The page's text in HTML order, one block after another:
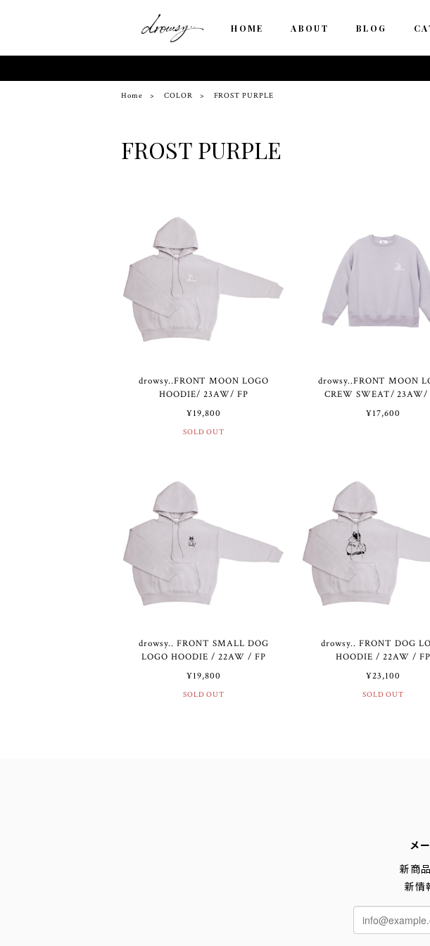
HOME ABOUT BLOG
Home COLOR FROST PURPLE
FROST PURPLE
drowsy..FRONT MOON LOGO
HOODIE/ 23AW/ FP
¥19,800
SOLD OUT
drowsy..FRONT MOON
CREW SWEAT/ 23AW/
¥17,600
drowsy.. FRONT SMALL DOG
LOGO HOODIE / 22AW / FP
¥19,800
SOLD OUT
drowsy.. FRONT DOG
HOODIE / 22AW / FP
¥23,100
SOLD OUT
メ
新商
新情